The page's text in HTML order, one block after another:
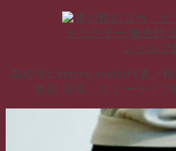
ツ
ス
高松市d.branch studio代表／
灸院 院長／エミーライフ